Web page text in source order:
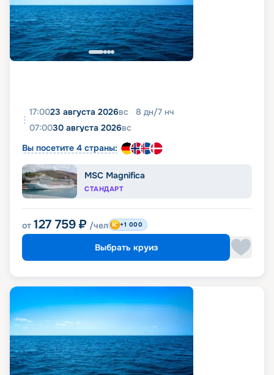
17:0023 августа 2026вс 8 дн/7 нч
07:0030 августа 2026вс
Вы посетите 4 страны:
MSC Magnifica
СТАНДАРТ
от 127 759 ₽ /чел +1 000
Выбрать круиз